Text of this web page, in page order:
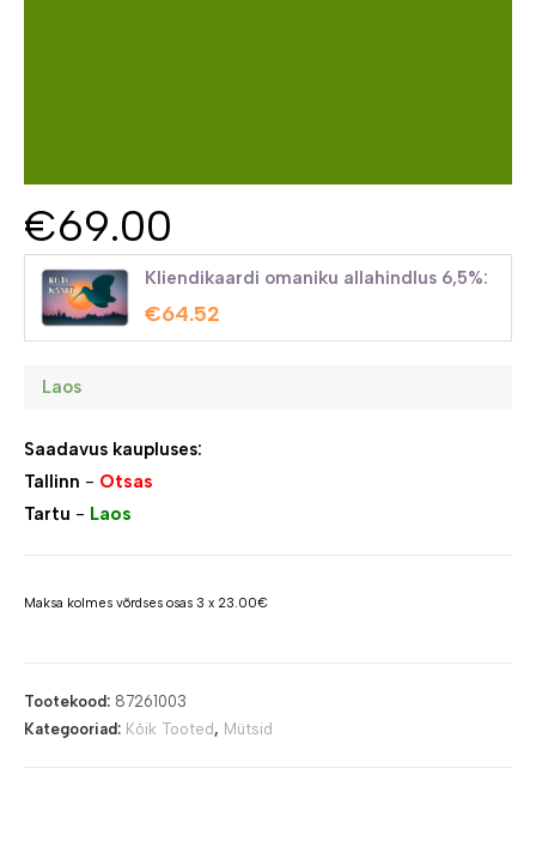
€69.00
Kliendikaardi omaniku allahindlus 6,5%:
€64.52
Laos
Saadavus kaupluses:
Tallinn - Otsas
Tartu - Laos
Maksa kolmes võrdses osas 3 x 23.00€
Tootekood: 87261003
Kategooriad: Kõik Tooted , Mütsid